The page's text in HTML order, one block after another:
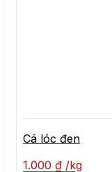
Cá lóc đen
1.000 ₫ kg